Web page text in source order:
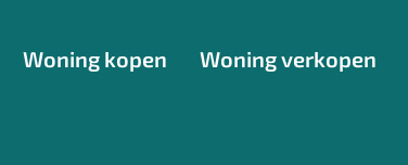
Woning kopen Woning verkopen